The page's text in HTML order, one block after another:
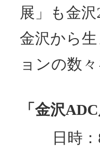
展」も金
金沢から
ョンの数
「金沢ADC
日時